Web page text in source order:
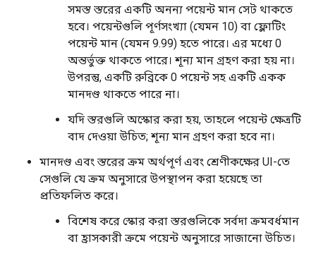
সমস্ত স্তরের একটি অনন্য পয়েন্ট মান সেট থাকতে
হবে। পয়েন্টগুলি পূর্ণসংখ্যা (যেমন 10) বা ফ্লোটিং
পয়েন্ট মান (যেমন 9.99) হতে পারে। এর মধ্যে 0
অন্তর্ভুক্ত থাকতে পারে। শূন্য মান গ্রহণ করা হয় না।
উপরন্তু, একটি রুব্রিকে 0 পয়েন্ট সহ একটি একক
মানদণ্ড থাকতে পারে না।
যদি স্তরগুলি অস্কোর করা হয়, তাহলে পয়েন্ট ক্ষেত্রটি
বাদ দেওয়া উচিত; শূন্য মান গ্রহণ করা হবে না।
মানদণ্ড এবং স্তরের ক্রম অর্থপূর্ণ এবং শ্রেণীকক্ষের UI-তে
সেগুলি যে ক্রম অনুসারে উপস্থাপন করা হয়েছে তা
প্রতিফলিত করে।
বিশেষ করে স্কোর করা স্তরগুলিকে সর্বদা ক্রমবর্ধমান
বা হ্রাসকারী ক্রমে পয়েন্ট অনুসারে সাজানো উচিত।